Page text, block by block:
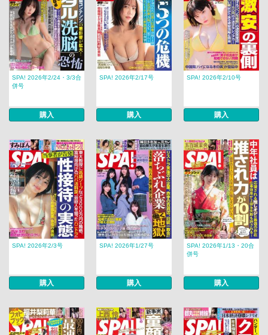
SPA! 2026年2/24・3/3合
併号
購入
SPA! 2026年2/17号
購入
SPA! 2026年2/10号
購入
SPA! 2026年2/3号
購入
SPA! 2026年1/27号
購入
SPA! 2026年1/13・20合
併号
購入